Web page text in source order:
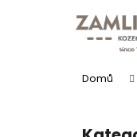
Domů
Přeskočit
obchodu
obchodu